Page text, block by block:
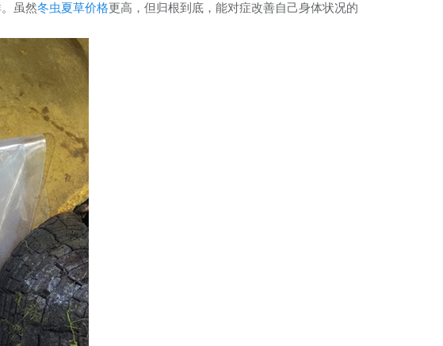
虽然冬虫夏草价格更高，但归根到底，能对症改善自己身体状况的